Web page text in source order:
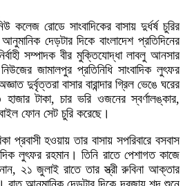
কলেজ রোডে সাংবাদিকের বাসায় দুর্ধর্ষ চুরির
দেড়টার দিকে বাংলাদেশ প্রতিদিনের
সম্পাদক বীর মুক্তিযোদ্ধা লাবলু আনসার
জামালপুর প্রতিনিধি সাংবাদিক লুৎফর
দুর্বৃত্তরা বাসার বারান্দার গ্রিল ভেঙে ঘরের
টাকা, চার ভরি ওজনের স্বর্ণালঙ্কার,
ফোন সেট চুরি করেছে।
প্রবাসী হওয়ায় তার বাসায় সপরিবারে বসবাস
লুৎফর রহমান। তিনি রাতে পেশাগত কাজে
২১ জুলাই রাতে তার স্ত্রী রুবিনা আক্তার